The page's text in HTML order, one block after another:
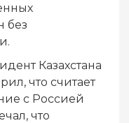
без
Казахстана
что считает
с Россией
что